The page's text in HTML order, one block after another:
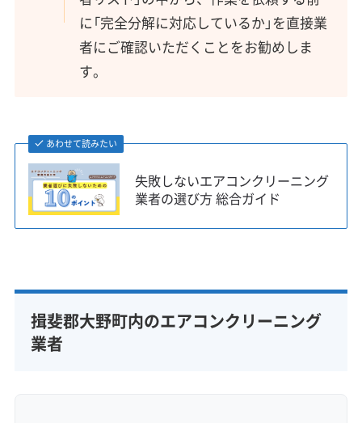
に「完全分解に対応しているか」を直接業
者にご確認いただくことをお勧めしま
す。
あわせて読みたい
失敗しないエアコンクリーニング
業者の選び方 総合ガイド
揖斐郡大野町内のエアコンクリーニング
業者